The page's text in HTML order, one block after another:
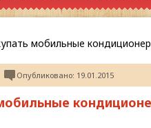
мобильные
Опубликовано: 19.01.2015